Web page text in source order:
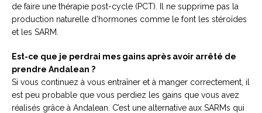
de faire une thérapie post-cycle (PCT). Il ne supprime pas la
production naturelle d’hormones comme le font les stéroïdes
et les SARM.
Est-ce que je perdrai mes gains après avoir arrêté de
prendre Andalean ?
Si vous continuez à vous entraîner et à manger correctement, il
est peu probable que vous perdiez les gains que vous avez
réalisés grâce à Andalean. C’est une alternative aux SARMs qui